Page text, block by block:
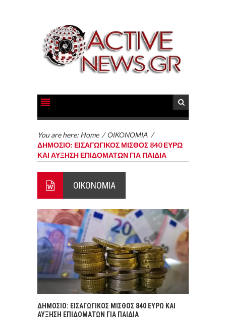
You are here: Home /ΟΙΚΟΝΟΜΙΑ /
ΔΗΜΟΣΙΟ: ΕΙΣΑΓΩΓΙΚΟΣ ΜΙΣΘΟΣ 840 ΕΥΡΩ
ΚΑΙ ΑΥΞΗΣΗ ΕΠΙΔΟΜΑΤΩΝ ΓΙΑ ΠΑΙΔΙΑ
ΟΙΚΟΝΟΜΙΑ
ΔΗΜΟΣΙΟ: ΕΙΣΑΓΩΓΙΚΟΣ ΜΙΣΘΟΣ 840 ΕΥΡΩ ΚΑΙ
ΑΥΞΗΣΗ ΕΠΙΔΟΜΑΤΩΝ ΓΙΑ ΠΑΙΔΙΑ